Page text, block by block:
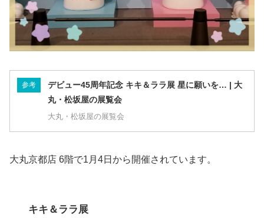
参考
デビュー45周年記念 キキ＆ララ展 星に願いを… | 大
丸・松坂屋の展覧会
大丸・松坂屋の展覧会
大丸京都店 6階で1月4日から開催されています。
キキ＆ララ展